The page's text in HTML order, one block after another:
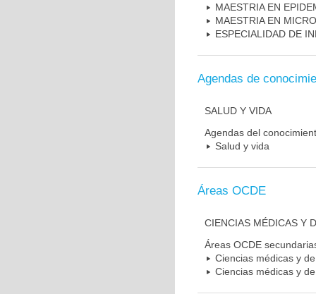
MAESTRIA EN
MAESTRIA EN
ESPECIALIDAD DE
Agendas de
SALUD Y VIDA
Agendas del
Salud y vida
Áreas OCDE
CIENCIAS MÉDICAS Y
Áreas OCDE
Ciencias médicas y
Ciencias médicas y